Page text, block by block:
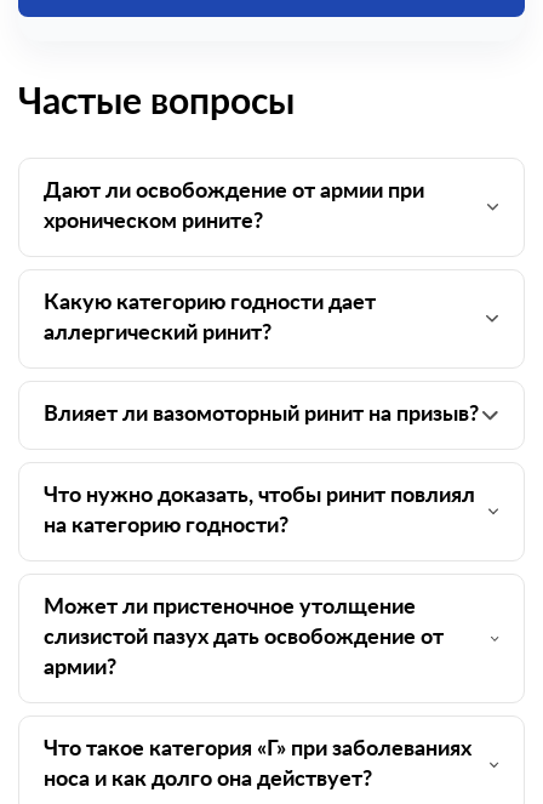
Частые вопросы
Дают ли освобождение от армии при
хроническом рините?
Какую категорию годности дает
аллергический ринит?
Влияет ли вазомоторный ринит на призыв?
Что нужно доказать, чтобы ринит повлиял
на категорию годности?
Может ли пристеночное утолщение
слизистой пазух дать освобождение от
армии?
Что такое категория «Г» при заболеваниях
носа и как долго она действует?